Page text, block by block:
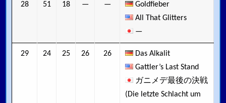
28 51 18 — —
Goldfieber
All That Glitters
—
29 24 25 26 26
Das Alkalit
Gattler’s Last Stand
ガニメデ最後の決戦
(Die letzte Schlacht um